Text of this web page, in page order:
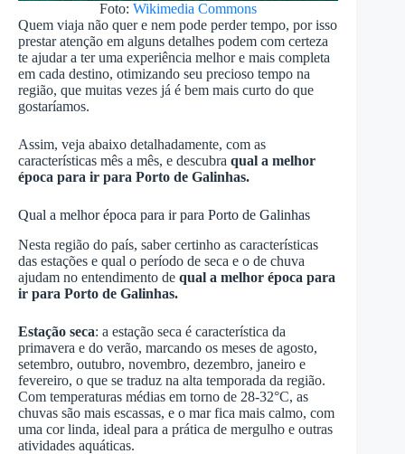
Foto:Wikimedia Commons
Quem viaja não quer e nem pode perder tempo, por isso
prestar atenção em alguns detalhes podem com certeza
te ajudar a ter uma experiência melhor e mais completa
em cada destino, otimizando seu precioso tempo na
região, que muitas vezes já é bem mais curto do que
gostaríamos.
Assim, veja abaixo detalhadamente, com as
características mês a mês, e descubra qual a melhor
época para ir para Porto de Galinhas.
Qual a melhor época para ir para Porto de Galinhas
Nesta região do país, saber certinho as características
das estações e qual o período de seca e o de chuva
ajudam no entendimento de qual a melhor época para
ir para Porto de Galinhas.
Estação seca: a estação seca é característica da
primavera e do verão, marcando os meses de agosto,
setembro, outubro, novembro, dezembro, janeiro e
fevereiro, o que se traduz na alta temporada da região.
Com temperaturas médias em torno de 28-32°C, as
chuvas são mais escassas, e o mar fica mais calmo, com
uma cor linda, ideal para a prática de mergulho e outras
atividades aquáticas.